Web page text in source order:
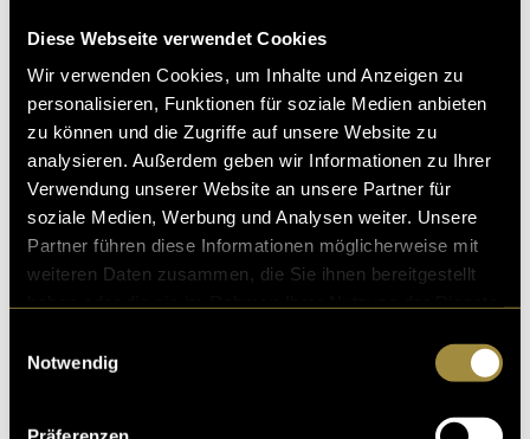
Diese Webseite verwendet Cookies
Wir verwenden Cookies, um Inhalte und Anzeigen zu
personalisieren, Funktionen für soziale Medien anbieten
zu können und die Zugriffe auf unsere Website zu
analysieren. Außerdem geben wir Informationen zu Ihrer
Verwendung unserer Website an unsere Partner für
soziale Medien, Werbung und Analysen weiter. Unsere
Partner führen diese Informationen möglicherweise mit
weiteren Daten zusammen, die Sie ihnen bereitgestellt
Notwendig
Kritik
Ähnliche Artikel